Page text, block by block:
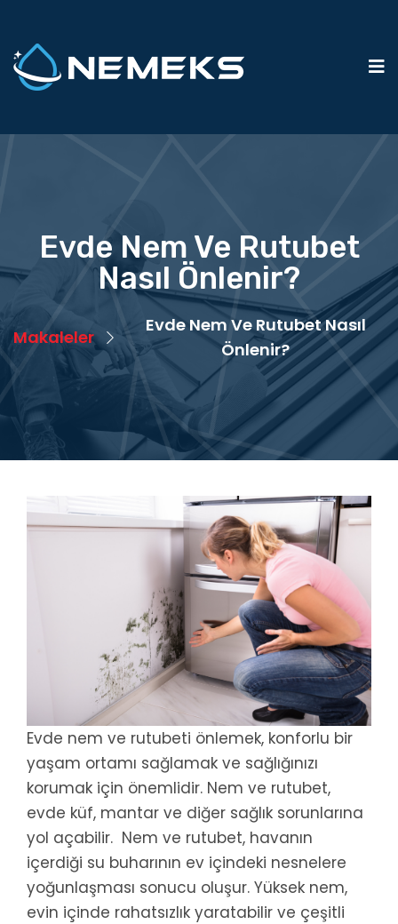
Evde Nem Ve Rutubet
Nasıl Önlenir?
Makaleler
Evde Nem Ve Rutubet Nasıl
Önlenir?
Evde nem ve rutubeti önlemek, konforlu bir
yaşam ortamı sağlamak ve sağlığınızı
korumak için önemlidir. Nem ve rutubet,
evde küf, mantar ve diğer sağlık sorunlarına
yol açabilir. Nem ve rutubet, havanın
içerdiği su buharının ev içindeki nesnelere
yoğunlaşması sonucu oluşur. Yüksek nem,
evin içinde rahatsızlık yaratabilir ve çeşitli